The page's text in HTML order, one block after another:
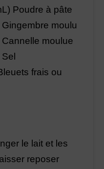
Poudre à pâte
moulu
moulue
frais ou
le lait et les
reposer